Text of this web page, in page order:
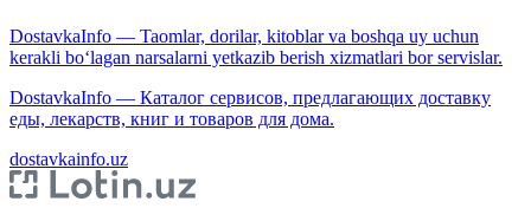
DostavkaInfo — Taomlar, dorilar, kitoblar va boshqa uy uchun
kerakli bo‘lagan narsalarni yetkazib berish xizmatlari bor servislar.
DostavkaInfo — Каталог сервисов, предлагающих доставку
еды, лекарств, книг и товаров для дома.
dostavkainfo.uz